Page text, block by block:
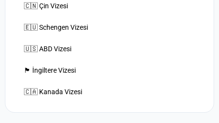
🇨🇳 Çin Vizesi
🇪🇺 Schengen Vizesi
🇺🇸 ABD Vizesi
🏴󠁧󠁢󠁥󠁮󠁧󠁿 İngiltere Vizesi
🇨🇦 Kanada Vizesi